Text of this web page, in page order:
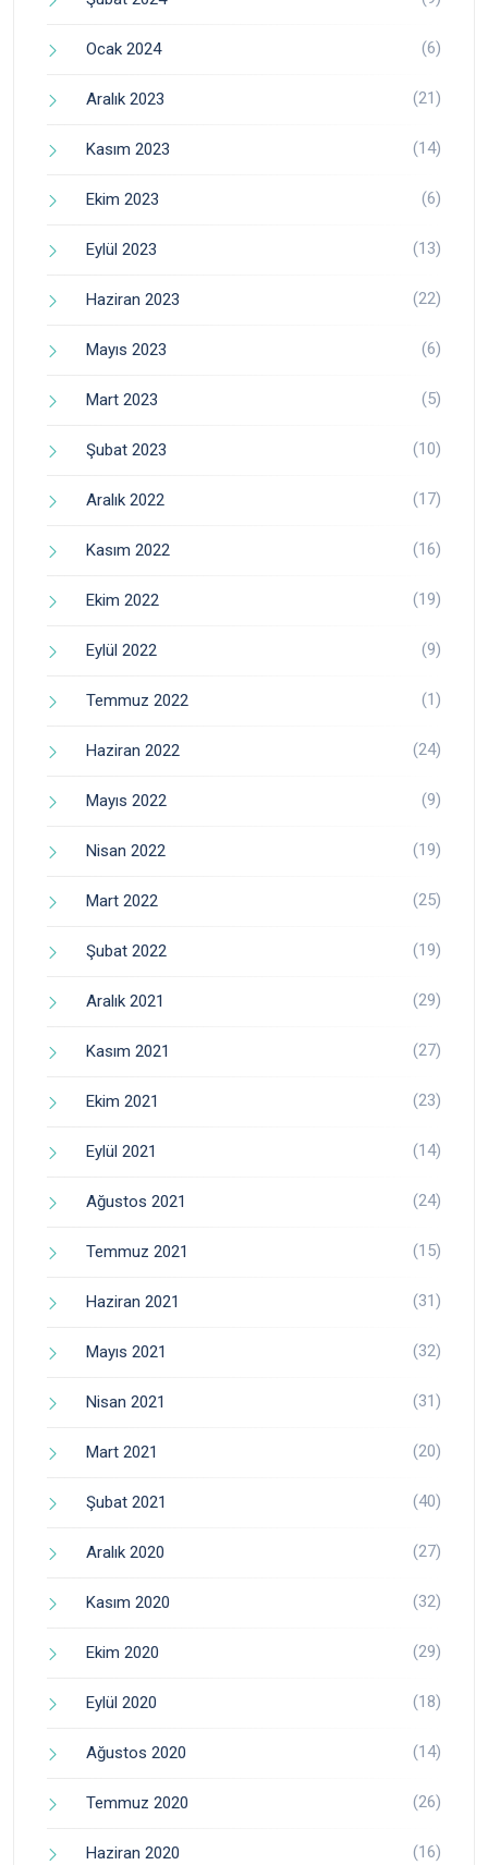
Ocak 2024 (6)
Aralık 2023 (21)
Kasım 2023 (14)
Ekim 2023 (6)
Eylül 2023 (13)
Haziran 2023 (22)
Mayıs 2023 (6)
Mart 2023 (5)
Şubat 2023 (10)
Aralık 2022 (17)
Kasım 2022 (16)
Ekim 2022 (19)
Eylül 2022 (9)
Temmuz 2022 (1)
Haziran 2022 (24)
Mayıs 2022 (9)
Nisan 2022 (19)
Mart 2022 (25)
Şubat 2022 (19)
Aralık 2021 (29)
Kasım 2021 (27)
Ekim 2021 (23)
Eylül 2021 (14)
Ağustos 2021 (24)
Temmuz 2021 (15)
Haziran 2021 (31)
Mayıs 2021 (32)
Nisan 2021 (31)
Mart 2021 (20)
Şubat 2021 (40)
Aralık 2020 (27)
Kasım 2020 (32)
Ekim 2020 (29)
Eylül 2020 (18)
Ağustos 2020 (14)
Temmuz 2020 (26)
Haziran 2020 (16)